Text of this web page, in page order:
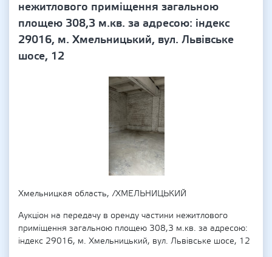
нежитлового приміщення загальною
площею 308,3 м.кв. за адресою: індекс
29016, м. Хмельницький, вул. Львівське
шосе, 12
Хмельницкая область, /ХМЕЛЬНИЦЬКИЙ
Аукціон на передачу в оренду частини нежитлового
приміщення загальною площею 308,3 м.кв. за адресою:
індекс 29016, м. Хмельницький, вул. Львівське шосе, 12